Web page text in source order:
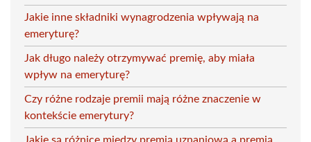
Jakie inne składniki wynagrodzenia wpływają na
emeryturę?
Jak długo należy otrzymywać premię, aby miała
wpływ na emeryturę?
Czy różne rodzaje premii mają różne znaczenie w
kontekście emerytury?